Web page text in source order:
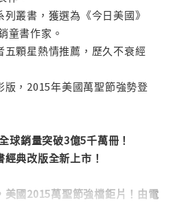
叢書，獲選為《今日美國》
童書作家。
顆星熱情推薦，歷久不衰經
，2015年美國萬聖節強勢登
球銷量突破3億5千萬冊！
典改版全新上市！
美國2015萬聖節強檔鉅片！由電